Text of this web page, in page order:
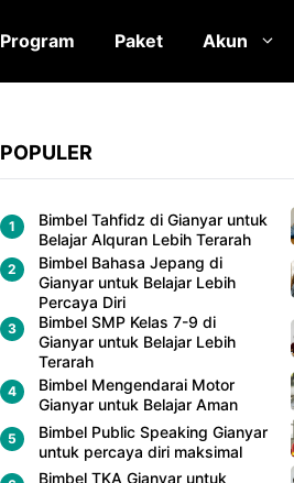
Program Paket Akun
POPULER
Bimbel Tahfidz di Gianyar untuk
Belajar Alquran Lebih Terarah
Bimbel Bahasa Jepang di
Gianyar untuk Belajar Lebih
Percaya Diri
Bimbel SMP Kelas 7-9 di
Gianyar untuk Belajar Lebih
Terarah
Bimbel Mengendarai Motor
Gianyar untuk Belajar Aman
Bimbel Public Speaking Gianyar
untuk percaya diri maksimal
Bimbel TKA Gianyar untuk